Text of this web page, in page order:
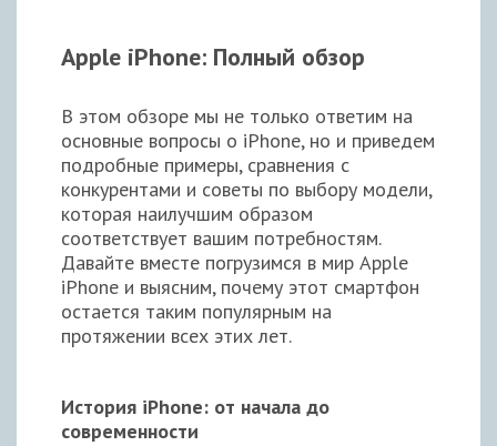
Apple iPhone: Полный обзор
В этом обзоре мы не только ответим на
основные вопросы о iPhone, но и приведем
подробные примеры, сравнения с
конкурентами и советы по выбору модели,
которая наилучшим образом
соответствует вашим потребностям.
Давайте вместе погрузимся в мир Apple
iPhone и выясним, почему этот смартфон
остается таким популярным на
протяжении всех этих лет.
История iPhone: от начала до
современности